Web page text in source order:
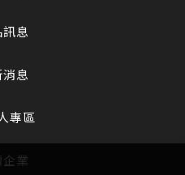
息
息
專區
業